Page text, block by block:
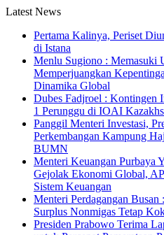
Latest News
Pertama Kalinya, Periset
di Istana
Menlu Sugiono : Memasuki
Memperjuangkan
Dinamika Global
Dubes Fadjroel : Kontingen
1 Perunggu di IOAI
Panggil Menteri Investasi,
Perkembangan Kampung
BUMN
Menteri Keuangan Purbaya
Gejolak Ekonomi Global,
Sistem Keuangan
Menteri Perdagangan
Surplus Nonmigas Tetap
Presiden Prabowo Terima